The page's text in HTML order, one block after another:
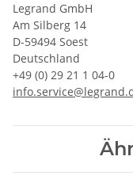
Legrand GmbH
Am Silberg 14
D-59494 Soest
Deutschland
+49 (0) 29 21 1 04-0